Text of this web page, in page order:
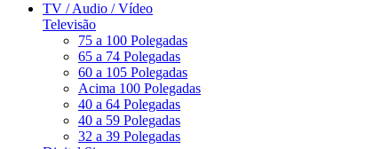
TV / Audio / Vídeo
Televisão
75 a 100 Polegadas
65 a 74 Polegadas
60 a 105 Polegadas
Acima 100 Polegadas
40 a 64 Polegadas
40 a 59 Polegadas
32 a 39 Polegadas